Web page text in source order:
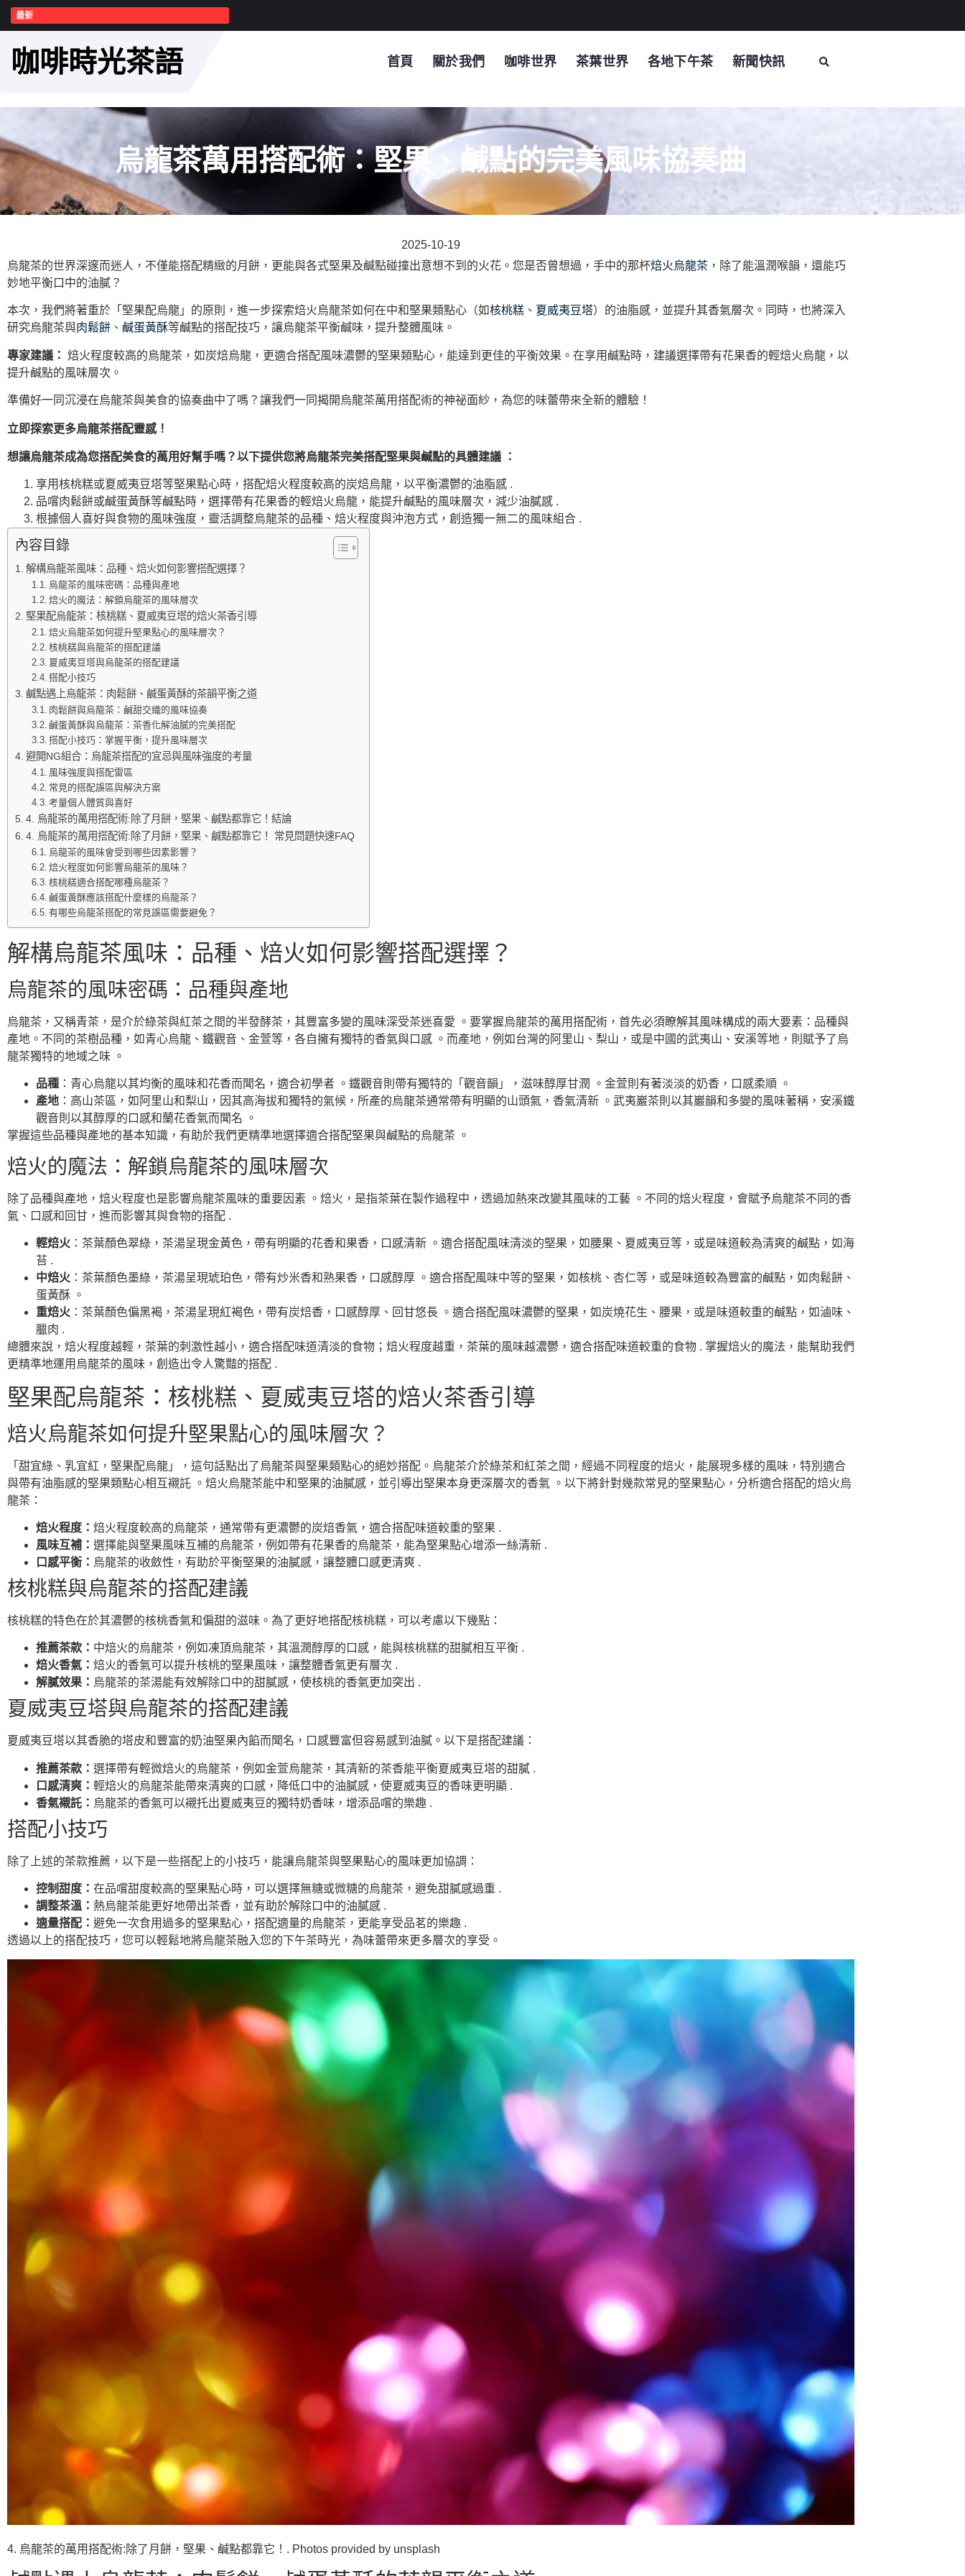
最新
咖啡時光茶語 首頁 關於我們 咖啡世界 茶葉世界 各地下午茶 新聞快訊
烏龍茶萬用搭配術：堅果、鹹點的完美風味協奏曲
2025-10-19
烏龍茶的世界深邃而迷人，不僅能搭配精緻的月餅，更能與各式堅果及鹹點碰撞出意想不到的火花。您是否曾想過，手中的那杯焙火烏龍茶 ，除了能溫潤喉韻，還能巧
妙地平衡口中的油膩？
本次，我們將著重於「堅果配烏龍」的原則，進一步探索焙火烏龍茶如何在中和堅果類點心（如核桃糕 、 夏威夷豆塔）的油脂感，並提升其香氣層次。同時，也將深入
研究烏龍茶與肉鬆餅 、 鹹蛋黃酥等鹹點的搭配技巧，讓烏龍茶平衡鹹味，提升整體風味。
專家建議： 焙火程度較高的烏龍茶，如炭焙烏龍，更適合搭配風味濃鬱的堅果類點心，能達到更佳的平衡效果。在享用鹹點時，建議選擇帶有花果香的輕焙火烏龍，以
提升鹹點的風味層次。
準備好一同沉浸在烏龍茶與美食的協奏曲中了嗎？讓我們一同揭開烏龍茶萬用搭配術的神祕面紗，為您的味蕾帶來全新的體驗！
立即探索更多烏龍茶搭配靈感！
想讓烏龍茶成為您搭配美食的萬用好幫手嗎？以下提供您將烏龍茶完美搭配堅果與鹹點的具體建議 ：
享用核桃糕或夏威夷豆塔等堅果點心時，搭配焙火程度較高的炭焙烏龍，以平衡濃鬱的油脂感 .
品嚐肉鬆餅或鹹蛋黃酥等鹹點時，選擇帶有花果香的輕焙火烏龍，能提升鹹點的風味層次，減少油膩感 .
根據個人喜好與食物的風味強度，靈活調整烏龍茶的品種、焙火程度與沖泡方式，創造獨一無二的風味組合 .
內容目錄
解構烏龍茶風味：品種、焙火如何影響搭配選擇？
烏龍茶的風味密碼：品種與產地
焙火的魔法：解鎖烏龍茶的風味層次
堅果配烏龍茶：核桃糕、夏威夷豆塔的焙火茶香引導
焙火烏龍茶如何提升堅果點心的風味層次？
核桃糕與烏龍茶的搭配建議
夏威夷豆塔與烏龍茶的搭配建議
搭配小技巧
鹹點遇上烏龍茶：肉鬆餅、鹹蛋黃酥的茶韻平衡之道
肉鬆餅與烏龍茶：鹹甜交織的風味協奏
鹹蛋黃酥與烏龍茶：茶香化解油膩的完美搭配
搭配小技巧：掌握平衡，提升風味層次
避開NG組合：烏龍茶搭配的宜忌與風味強度的考量
風味強度與搭配雷區
常見的搭配誤區與解決方案
考量個人體質與喜好
4. 烏龍茶的萬用搭配術:除了月餅，堅果、鹹點都靠它！結論
4. 烏龍茶的萬用搭配術:除了月餅，堅果、鹹點都靠它！ 常見問題快速FAQ
烏龍茶的風味會受到哪些因素影響？
焙火程度如何影響烏龍茶的風味？
核桃糕適合搭配哪種烏龍茶？
鹹蛋黃酥應該搭配什麼樣的烏龍茶？
有哪些烏龍茶搭配的常見誤區需要避免？
解構烏龍茶風味：品種、焙火如何影響搭配選擇？
烏龍茶的風味密碼：品種與產地
烏龍茶，又稱青茶，是介於綠茶與紅茶之間的半發酵茶，其豐富多變的風味深受茶迷喜愛 。要掌握烏龍茶的萬用搭配術，首先必須瞭解其風味構成的兩大要素：品種與
產地。不同的茶樹品種，如青心烏龍、鐵觀音、金萱等，各自擁有獨特的香氣與口感 。而產地，例如台灣的阿里山、梨山，或是中國的武夷山、安溪等地，則賦予了烏
龍茶獨特的地域之味 。
品種 ：青心烏龍以其均衡的風味和花香而聞名，適合初學者 。鐵觀音則帶有獨特的「觀音韻」，滋味醇厚甘潤 。金萱則有著淡淡的奶香，口感柔順 。
產地 ：高山茶區，如阿里山和梨山，因其高海拔和獨特的氣候，所產的烏龍茶通常帶有明顯的山頭氣，香氣清新 。武夷巖茶則以其巖韻和多變的風味著稱，安溪鐵
觀音則以其醇厚的口感和蘭花香氣而聞名 。
掌握這些品種與產地的基本知識，有助於我們更精準地選擇適合搭配堅果與鹹點的烏龍茶 。
焙火的魔法：解鎖烏龍茶的風味層次
除了品種與產地，焙火程度也是影響烏龍茶風味的重要因素 。焙火，是指茶葉在製作過程中，透過加熱來改變其風味的工藝 。不同的焙火程度，會賦予烏龍茶不同的香
氣、口感和回甘，進而影響其與食物的搭配 .
輕焙火 ：茶葉顏色翠綠，茶湯呈現金黃色，帶有明顯的花香和果香，口感清新 。適合搭配風味清淡的堅果，如腰果、夏威夷豆等，或是味道較為清爽的鹹點，如海
苔 .
中焙火 ：茶葉顏色墨綠，茶湯呈現琥珀色，帶有炒米香和熟果香，口感醇厚 。適合搭配風味中等的堅果，如核桃、杏仁等，或是味道較為豐富的鹹點，如肉鬆餅、
蛋黃酥 。
重焙火 ：茶葉顏色偏黑褐，茶湯呈現紅褐色，帶有炭焙香，口感醇厚、回甘悠長 。適合搭配風味濃鬱的堅果，如炭燒花生、腰果，或是味道較重的鹹點，如滷味、
臘肉 .
總體來說，焙火程度越輕，茶葉的刺激性越小，適合搭配味道清淡的食物；焙火程度越重，茶葉的風味越濃鬱，適合搭配味道較重的食物 . 掌握焙火的魔法，能幫助我們
更精準地運用烏龍茶的風味，創造出令人驚豔的搭配 .
堅果配烏龍茶：核桃糕、夏威夷豆塔的焙火茶香引導
焙火烏龍茶如何提升堅果點心的風味層次？
「甜宜綠、乳宜紅，堅果配烏龍」，這句話點出了烏龍茶與堅果類點心的絕妙搭配。烏龍茶介於綠茶和紅茶之間，經過不同程度的焙火，能展現多樣的風味，特別適合
與帶有油脂感的堅果類點心相互襯託 。焙火烏龍茶能中和堅果的油膩感，並引導出堅果本身更深層次的香氣 。以下將針對幾款常見的堅果點心，分析適合搭配的焙火烏
龍茶：
焙火程度： 焙火程度較高的烏龍茶，通常帶有更濃鬱的炭焙香氣，適合搭配味道較重的堅果 .
風味互補： 選擇能與堅果風味互補的烏龍茶，例如帶有花果香的烏龍茶，能為堅果點心增添一絲清新 .
口感平衡： 烏龍茶的收斂性，有助於平衡堅果的油膩感，讓整體口感更清爽 .
核桃糕與烏龍茶的搭配建議
核桃糕的特色在於其濃鬱的核桃香氣和偏甜的滋味。為了更好地搭配核桃糕，可以考慮以下幾點：
推薦茶款： 中焙火的烏龍茶，例如凍頂烏龍茶，其溫潤醇厚的口感，能與核桃糕的甜膩相互平衡 .
焙火香氣： 焙火的香氣可以提升核桃的堅果風味，讓整體香氣更有層次 .
解膩效果： 烏龍茶的茶湯能有效解除口中的甜膩感，使核桃的香氣更加突出 .
夏威夷豆塔與烏龍茶的搭配建議
夏威夷豆塔以其香脆的塔皮和豐富的奶油堅果內餡而聞名，口感豐富但容易感到油膩。以下是搭配建議：
推薦茶款： 選擇帶有輕微焙火的烏龍茶，例如金萱烏龍茶，其清新的茶香能平衡夏威夷豆塔的甜膩 .
口感清爽： 輕焙火的烏龍茶能帶來清爽的口感，降低口中的油膩感，使夏威夷豆的香味更明顯 .
香氣襯託： 烏龍茶的香氣可以襯托出夏威夷豆的獨特奶香味，增添品嚐的樂趣 .
搭配小技巧
除了上述的茶款推薦，以下是一些搭配上的小技巧，能讓烏龍茶與堅果點心的風味更加協調：
控制甜度： 在品嚐甜度較高的堅果點心時，可以選擇無糖或微糖的烏龍茶，避免甜膩感過重 .
調整茶溫： 熱烏龍茶能更好地帶出茶香，並有助於解除口中的油膩感 .
適量搭配： 避免一次食用過多的堅果點心，搭配適量的烏龍茶，更能享受品茗的樂趣 .
透過以上的搭配技巧，您可以輕鬆地將烏龍茶融入您的下午茶時光，為味蕾帶來更多層次的享受。
4. 烏龍茶的萬用搭配術:除了月餅，堅果、鹹點都靠它！. Photos provided by unsplash